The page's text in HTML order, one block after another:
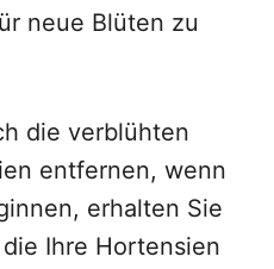
neue Blüten zu
die verblühten
entfernen, wenn
erhalten Sie
Ihre Hortensien